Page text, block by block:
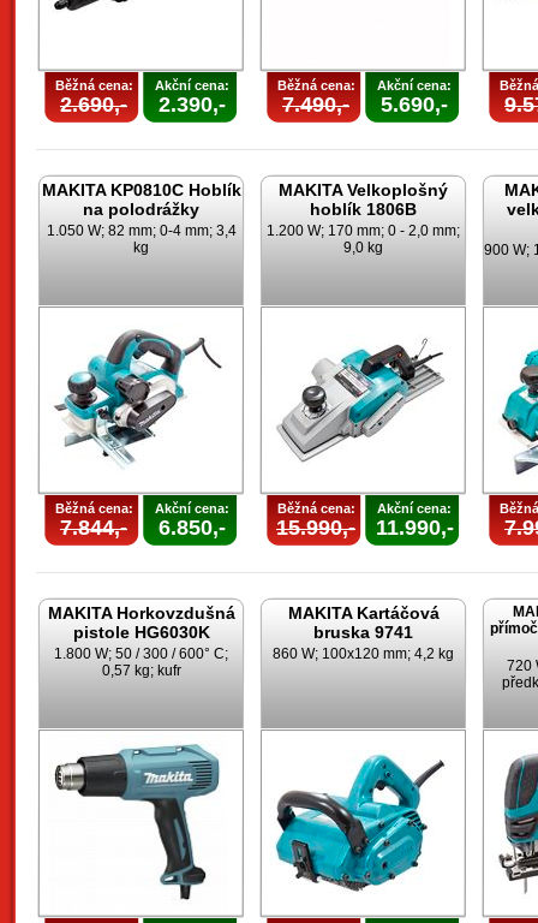
Běžná cena:
2.690,-
Akční cena:
2.390,-
Běžná cena:
7.490,-
Akční cena:
5.690,-
MAKITA KP0810C Hoblík
na polodrážky
1.050 W; 82 mm; 0-4 mm; 3,4
kg
Běžná cena:
7.844,-
Akční cena:
6.850,-
MAKITA Velkoplošný
hoblík 1806B
1.200 W; 170 mm; 0 - 2,0 mm;
9,0 kg
Běžná cena:
15.990,-
Akční cena:
11.990,-
900 W;
MAKITA Horkovzdušná
pistole HG6030K
1.800 W; 50 / 300 / 600° C;
0,57 kg; kufr
MAKITA Kartáčová
bruska 9741
860 W; 100x120 mm; 4,2 kg
720